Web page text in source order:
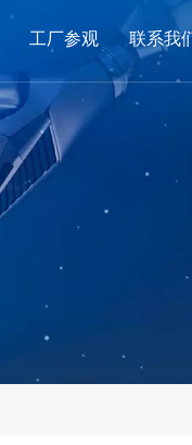
工厂参观 联系我们